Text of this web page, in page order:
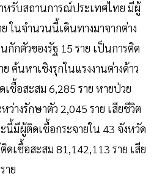
หรับสถานการณ์ประเทศไทย มีผู้
ในจำนวนนี้เดินทางมาจากต่าง
กตัวของรัฐ 15 ราย เป็นการติด
ค้นหาเชิงรุกในแรงงานต่างด้าว
เชื้อสะสม 6,285 ราย หายป่วย
ว่างรักษาตัว 2,045 ราย เสียชีวิต
นี้มีผู้ติดเชื้อกระจายใน 43 จังหวัด
เชื้อสะสม 81,142,113 ราย เสีย
าย